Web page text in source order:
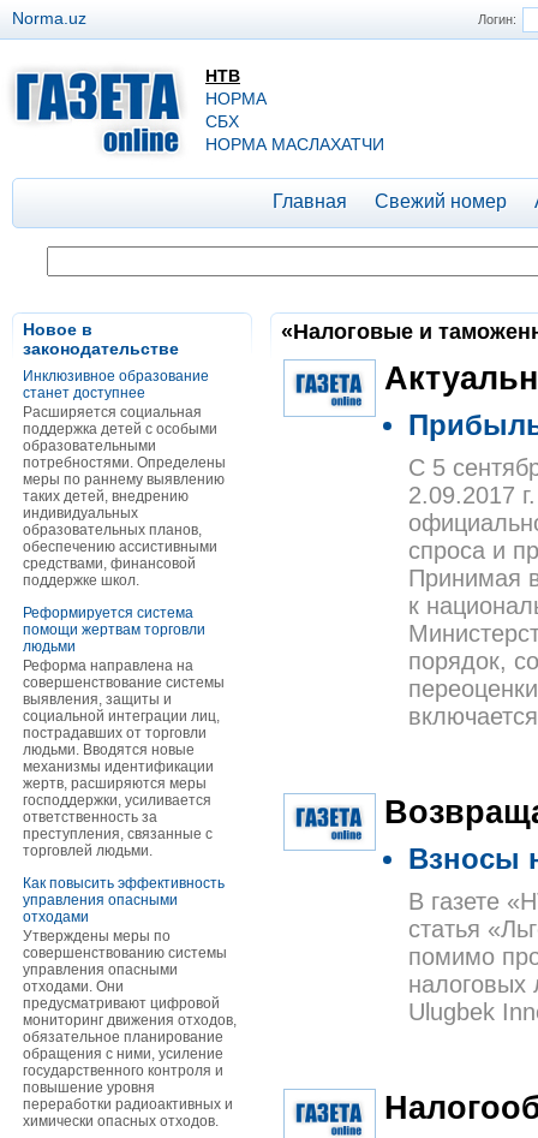
Логин:
Norma.uz
НТВ
НОРМА
СБХ
НОРМА МАСЛАХАТЧИ
Главная Свежий номер
Новое в
законодательстве
Инклюзивное образование
станет доступнее
Расширяется социальная
поддержка детей с особыми
образовательными
потребностями. Определены
меры по раннему выявлению
таких детей, внедрению
индивидуальных
образовательных планов,
обеспечению ассистивными
средствами, финансовой
поддержке школ.
Реформируется система
помощи жертвам торговли
людьми
Реформа направлена на
совершенствование системы
выявления, защиты и
социальной интеграции лиц,
пострадавших от торговли
людьми. Вводятся новые
механизмы идентификации
жертв, расширяются меры
господдержки, усиливается
ответственность за
преступления, связанные с
торговлей людьми.
Как повысить эффективность
управления опасными
отходами
Утверждены меры по
совершенствованию системы
управления опасными
отходами. Они
предусматривают цифровой
мониторинг движения отходов,
обязательное планирование
обращения с ними, усиление
государственного контроля и
повышение уровня
переработки радиоактивных и
химически опасных отходов.
«Налоговые и
С 5
2.09.2017
спроса и
Принимая
к
порядок,
Взносы
В газете
статья
помимо
налоговых
Ulugbek